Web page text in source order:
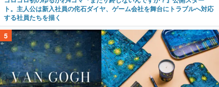
ト。主人公は新入社員の侘石ダイヤ、ゲーム会社を舞台にトラブルへ対応
する社員たちを描く
5